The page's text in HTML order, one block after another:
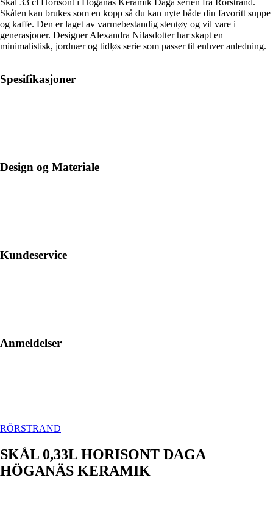
Skålen kan brukes som en kopp så du kan nyte både din favoritt suppe
og kaffe. Den er laget av varmebestandig stentøy og vil vare i
generasjoner. Designer Alexandra Nilasdotter har skapt en
minimalistisk, jordnær og tidløs serie som passer til enhver anledning.
Spesifikasjoner
Design og Materiale
Kundeservice
Anmeldelser
RÖRSTRAND
SKÅL 0,33L HORISONT DAGA
HÖGANÄS KERAMIK